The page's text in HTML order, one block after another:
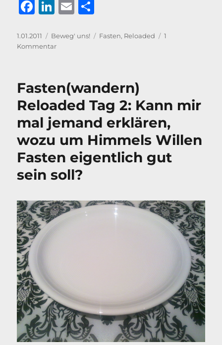
F
c
e
o
o
k
Li
k
e
I
n
E
ai le
Veröffentlicht
am
1.01.2011 Kategorien
Beweg' uns! Schlagwörter
Fasten, Reloaded
1
Kommentarzu
3:
Geschafft?
Fasten(wandern)
Reloaded Tag 2: Kann mir
mal jemand erklären,
wozu um Himmels Willen
Fasten eigentlich gut
sein soll?